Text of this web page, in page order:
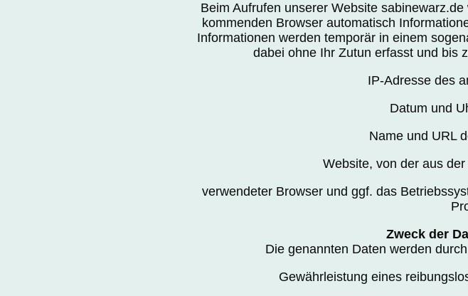
Beim Aufrufen unserer Website
kommenden Browser automatisch
Informationen werden temporär in einem
dabei ohne Ihr Zutun erfasst und bis
IP-Adresse des
Datum und
Name und URL
Website, von der aus
verwendeter Browser und ggf. das
Zweck der
Die genannten Daten werden
Gewährleistung eines